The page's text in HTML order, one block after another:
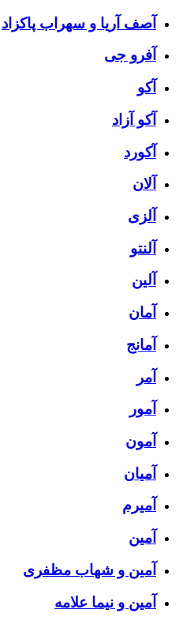
آصف آریا و سهراب پاکزاد
آفرو جی
آکو
آکو آزاد
آکورد
آلان
آلزی
آلنتو
آلین
آمان
آمانج
آمر
آمور
آمون
آمیان
آمیرم
آمین
آمین و شهاب مظفری
آمین و نیما علامه